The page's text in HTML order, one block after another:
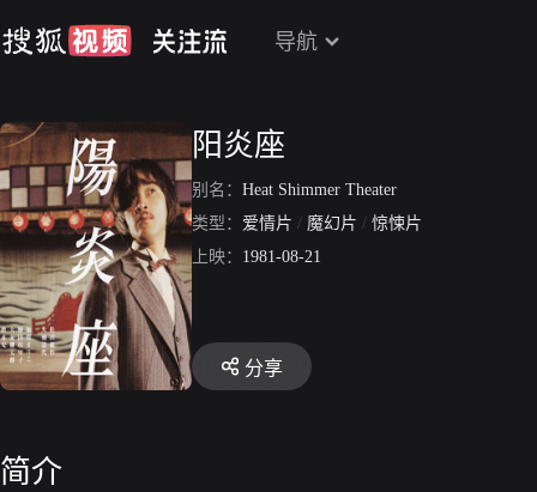
导航
阳炎座
别名： Heat Shimmer Theater
类型： 爱情片 / 魔幻片 / 惊悚片
上映： 1981-08-21
分享
简介